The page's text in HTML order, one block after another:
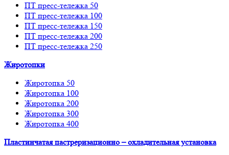
ПТ пресс-тележка 50
ПТ пресс-тележка 100
ПТ пресс-тележка 150
ПТ пресс-тележка 200
ПТ пресс-тележка 250
Жиротопки
Жиротопка 50
Жиротопка 100
Жиротопка 200
Жиротопка 300
Жиротопка 400
Пластинчатая пастреризационно – охладительная установка